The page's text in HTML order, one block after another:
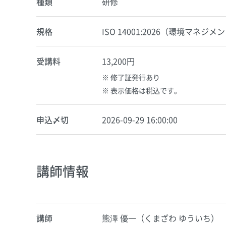
規格 ISO 14001:2026（環境マネジメン
受講料 13,200円
修了証発行あり
表示価格は税込です。
申込〆切 2026-09-29 16:00:00
講師情報
講師 熊澤 優一（くまざわ ゆういち）